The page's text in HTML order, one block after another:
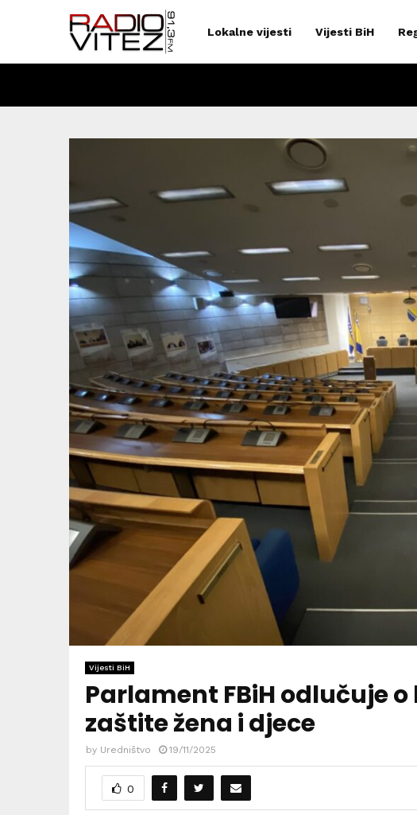
Lokalne vijesti Vijesti BiH
Vijesti BiH
Parlament FBiH odlučuje
zaštite žena i djece
by Uredništvo 19/11/2025
0